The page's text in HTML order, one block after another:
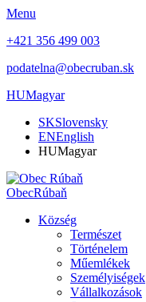
Menu
+421 356 499 003
podatelna@obecruban.sk
HUMagyar
SKSlovensky
ENEnglish
HUMagyar
ObecRúbaň
Község
Természet
Történelem
Műemlékek
Személyiségek
Vállalkozások